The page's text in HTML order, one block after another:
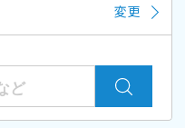
変更